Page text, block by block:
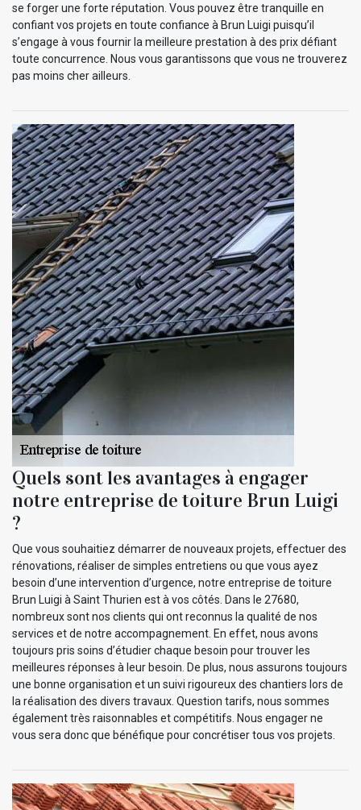
se forger une forte réputation. Vous pouvez être tranquille en
confiant vos projets en toute confiance à Brun Luigi puisqu’il
s’engage à vous fournir la meilleure prestation à des prix défiant
toute concurrence. Nous vous garantissons que vous ne trouverez
pas moins cher ailleurs.
Quels sont les avantages à engager
notre entreprise de toiture Brun Luigi
?
Que vous souhaitiez démarrer de nouveaux projets, effectuer des
rénovations, réaliser de simples entretiens ou que vous ayez
besoin d’une intervention d’urgence, notre entreprise de toiture
Brun Luigi à Saint Thurien est à vos côtés. Dans le 27680,
nombreux sont nos clients qui ont reconnus la qualité de nos
services et de notre accompagnement. En effet, nous avons
toujours pris soins d’étudier chaque besoin pour trouver les
meilleures réponses à leur besoin. De plus, nous assurons toujours
une bonne organisation et un suivi rigoureux des chantiers lors de
la réalisation des divers travaux. Question tarifs, nous sommes
également très raisonnables et compétitifs. Nous engager ne
vous sera donc que bénéfique pour concrétiser tous vos projets.